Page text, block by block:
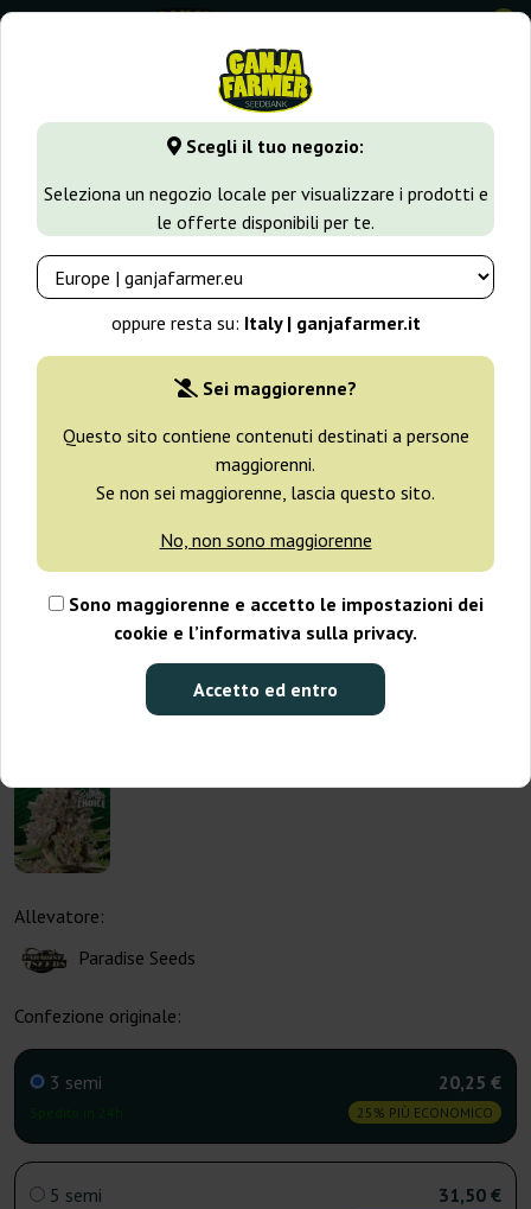
Scegli il tuo negozio:
Seleziona un negozio locale per visualizzare i prodotti e
le offerte disponibili per te.
oppure resta su: Italy | ganjafarmer.it
Sei maggiorenne?
Questo sito contiene contenuti destinati a persone
maggiorenni.
Se non sei maggiorenne, lascia questo sito.
No, non sono maggiorenne
Sono maggiorenne e accetto le impostazioni dei
cookie e l’informativa sulla privacy.
Accetto ed entro
0
GanjaFarmer.it Varietà di Cannabis Skunk Mendocino
-25%
+ omaggi
Allevatore:
Paradise Seeds
Confezione originale:
3 semi 20,25 €
25% PIÙ ECONOMICO
5 semi 31,50 €